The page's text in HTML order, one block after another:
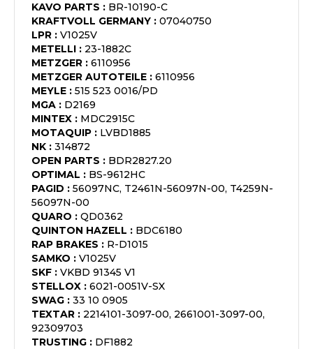
KAVO PARTS : BR-10190-C
KRAFTVOLL GERMANY : 07040750
LPR : V1025V
METELLI : 23-1882C
METZGER : 6110956
METZGER AUTOTEILE : 6110956
MEYLE : 515 523 0016/PD
MGA : D2169
MINTEX : MDC2915C
MOTAQUIP : LVBD1885
NK : 314872
OPEN PARTS : BDR2827.20
OPTIMAL : BS-9612HC
PAGID : 56097NC, T2461N-56097N-00, T4259N-
56097N-00
QUARO : QD0362
QUINTON HAZELL : BDC6180
RAP BRAKES : R-D1015
SAMKO : V1025V
SKF : VKBD 91345 V1
STELLOX : 6021-0051V-SX
SWAG : 33 10 0905
TEXTAR : 2214101-3097-00, 2661001-3097-00,
92309703
TRUSTING : DF1882